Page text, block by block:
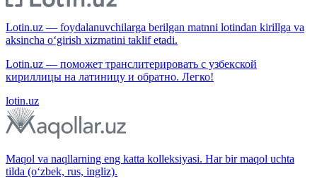
Lotin.uz — foydalanuvchilarga berilgan matnni lotindan kirillga va
aksincha o‘girish xizmatini taklif etadi.
Lotin.uz — поможет транслитерировать с узбекской
кириллицы на латиницу и обратно. Легко!
lotin.uz
Maqol va naqllarning eng katta kolleksiyasi. Har bir maqol uchta
tilda (o‘zbek, rus, ingliz).